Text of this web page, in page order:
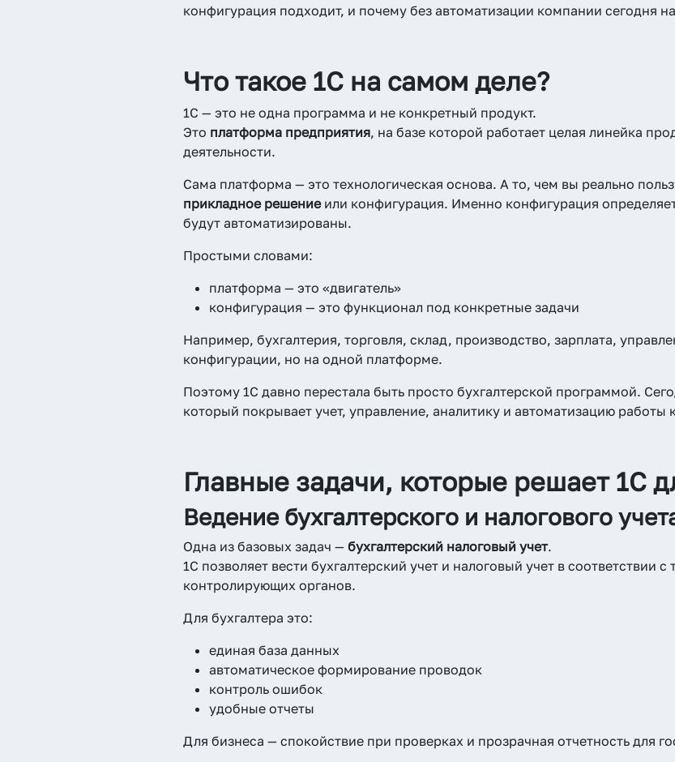
конфигурация подходит, и почему без автоматизации компании сегодня
Что такое 1С на самом деле?
1С — это не одна программа и не конкретный продукт.
Это платформа предприятия, на базе которой работает целая линейка
деятельности.
Сама платформа — это технологическая основа. А то, чем вы реально
прикладное решениеили конфигурация. Именно конфигурация
будут автоматизированы.
Простыми словами:
платформа — это «двигатель»
конфигурация — это функционал под конкретные задачи
Например, бухгалтерия, торговля, склад, производство, зарплата,
конфигурации, но на одной платформе.
Поэтому 1С давно перестала быть просто бухгалтерской программой.
который покрывает учет, управление, аналитику и автоматизацию работы
Главные задачи, которые решает 1С
Ведение бухгалтерского и налогового
Одна из базовых задач — бухгалтерский налоговый учет.
1С позволяет вести бухгалтерский учет и налоговый учет в соответствии
контролирующих органов.
Для бухгалтера это:
единая база данных
автоматическое формирование проводок
контроль ошибок
удобные отчеты
Для бизнеса — спокойствие при проверках и прозрачная отчетность для